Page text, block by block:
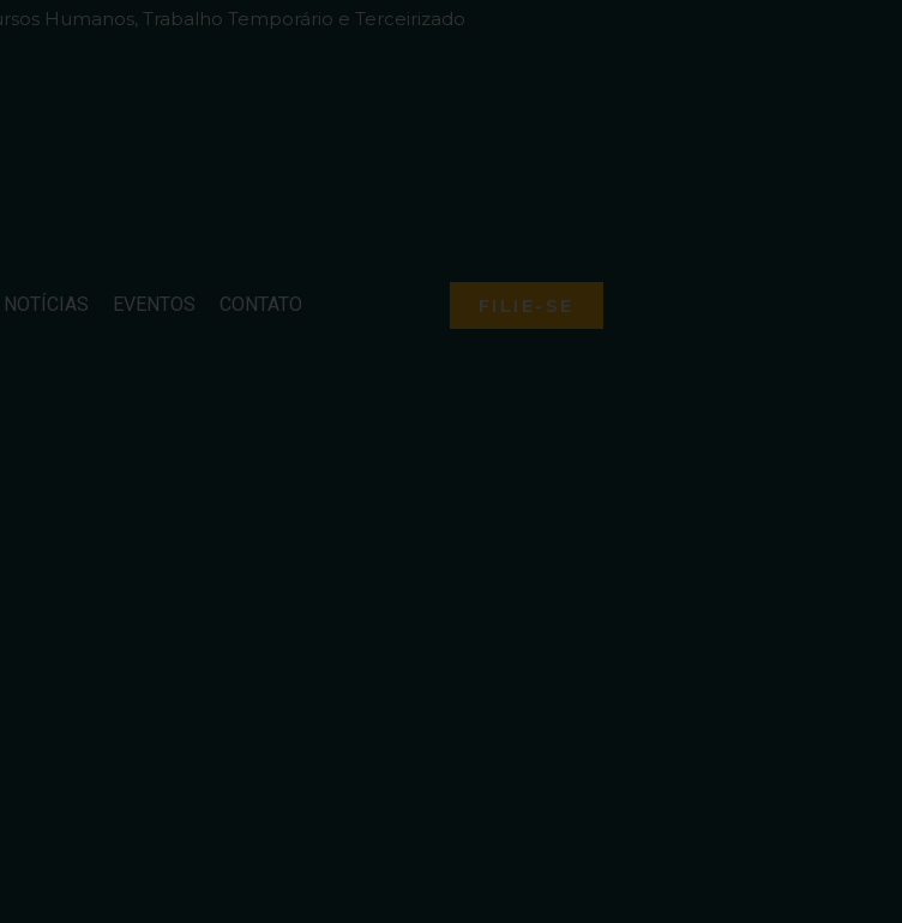
Humanos, Trabalho Temporário e Terceirizado
NOTÍCIAS EVENTOS CONTATO FILIE-SE